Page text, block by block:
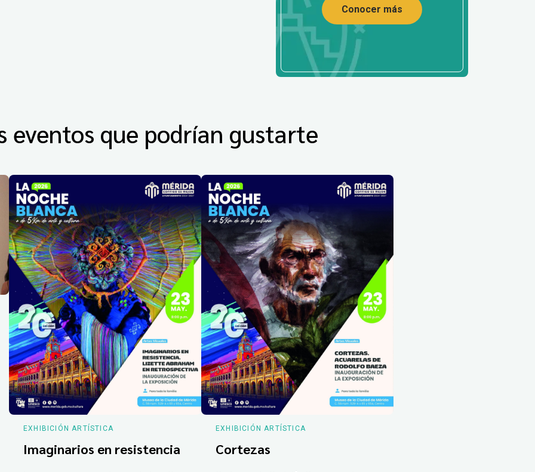
Conocer más
eventos que podrían gustarte
EXHIBICIÓN ARTÍSTICA
Imaginarios en resistencia
EXHIBICIÓN ARTÍSTICA
Cortezas